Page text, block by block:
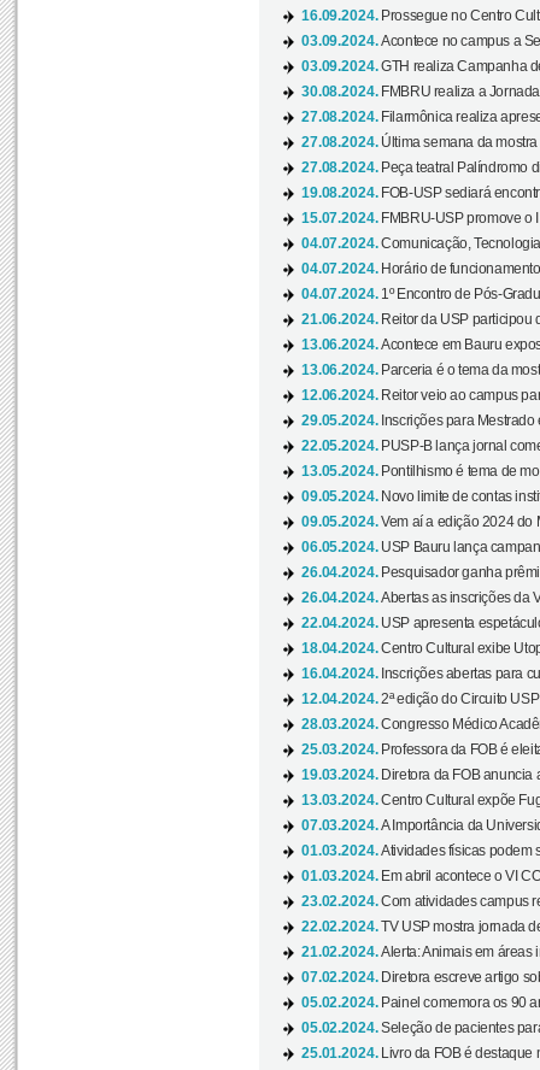
16.09.2024. Prossegue no Centro
03.09.2024.Acontece no campus a
03.09.2024.GTH realiza Campanha
30.08.2024. FMBRU realiza a
27.08.2024. Filarmônica realiza
27.08.2024. Última semana da
27.08.2024. Peça teatral Palíndromo
19.08.2024. FOB-USP sediará
15.07.2024. FMBRU-USP promove o
04.07.2024.Comunicação,
04.07.2024. Horário de
04.07.2024. 1º Encontro de Pós-
21.06.2024. Reitor da USP participou
13.06.2024.Acontece em Bauru
13.06.2024. Parceria é o tema da
12.06.2024. Reitor veio ao campus
29.05.2024. Inscrições para
22.05.2024. PUSP-B lança jornal
13.05.2024. Pontilhismo é tema de
09.05.2024. Novo limite de contas
09.05.2024.Vem aí a edição 2024 do
06.05.2024. USP Bauru lança
26.04.2024. Pesquisador ganha
26.04.2024.Abertas as inscrições da
22.04.2024. USP apresenta
18.04.2024.Centro Cultural exibe
16.04.2024. Inscrições abertas para
12.04.2024.2ª edição do Circuito
28.03.2024.Congresso Médico
25.03.2024. Professora da FOB é
19.03.2024. Diretora da FOB anuncia
13.03.2024.Centro Cultural expõe
07.03.2024.A Importância da
01.03.2024.Atividades físicas podem
01.03.2024. Em abril acontece o VI
23.02.2024.Com atividades campus
22.02.2024.TV USP mostra jornada
21.02.2024.Alerta: Animais em áreas
07.02.2024. Diretora escreve artigo
05.02.2024. Painel comemora os 90
05.02.2024.Seleção de pacientes
25.01.2024.
Livro da FOB é destaque